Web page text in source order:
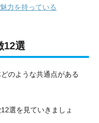
力を持っている
12選
のような共通点がある
選を見ていきましょ